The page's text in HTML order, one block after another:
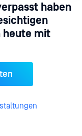
haben
heute mit